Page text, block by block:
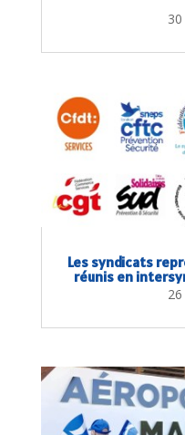
Les syndicats
réunis en